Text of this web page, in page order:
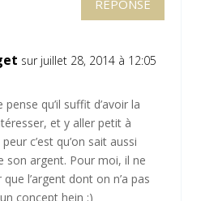
RÉPONSE
sur juillet 28, 2014 à 12:05
qu’il suffit d’avoir la
et y aller petit à
c’est qu’on sait aussi
son argent. Pour moi, il ne
l’argent dont on n’a pas
concept hein :)